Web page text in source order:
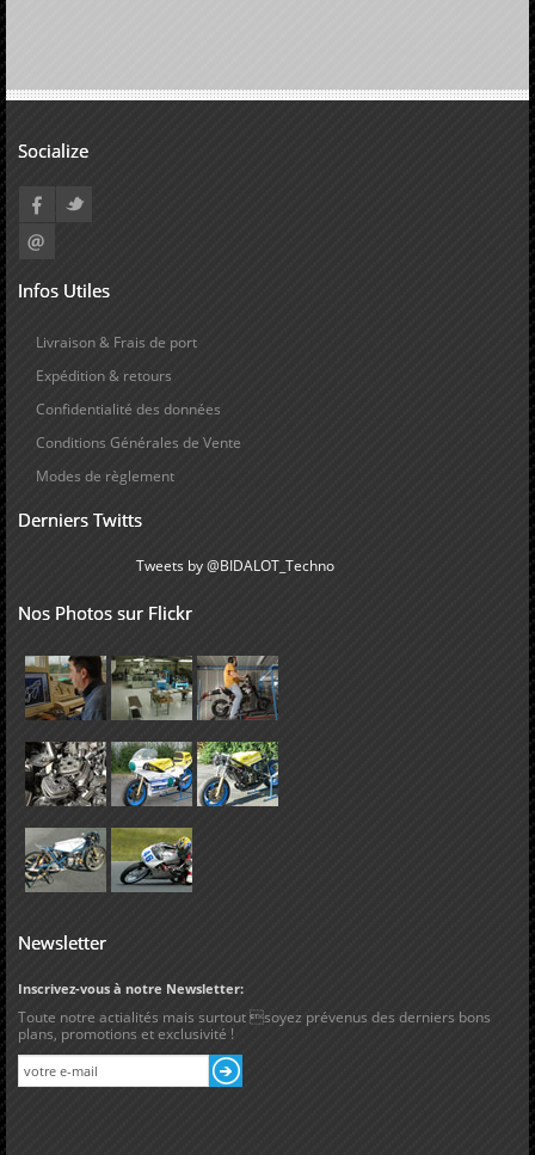
Socialize
Infos Utiles
Livraison & Frais de port
Expédition & retours
Confidentialité des données
Conditions Générales de Vente
Modes de règlement
Derniers Twitts
Tweets by @BIDALOT_Techno
Nos Photos sur Flickr
Newsletter
Inscrivez-vous à notre Newsletter:
Toute notre actialités mais surtout soyez prévenus des derniers bons
plans, promotions et exclusivité !